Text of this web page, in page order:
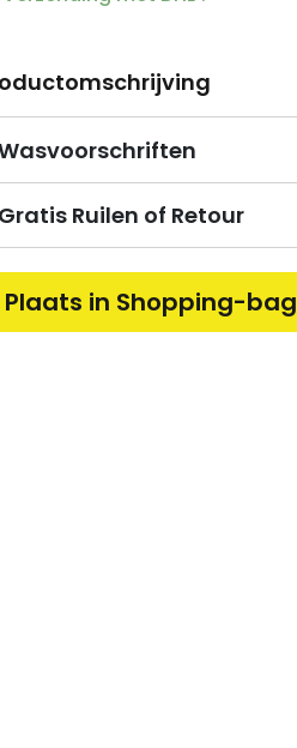
Ruilen of Retour
Plaats in Shopping-bag